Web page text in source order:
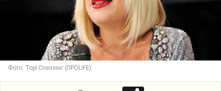
Фото: Торі Спеллінг (ПРОLIFE)